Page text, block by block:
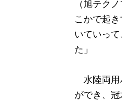
（旭テク
こかで起
いていっ
た」
水陸両用
ができ、